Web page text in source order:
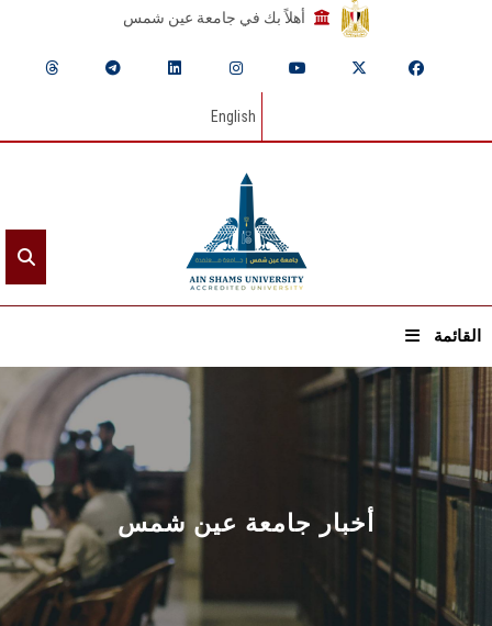
أهلاً بك في جامعة عين شمس
English
القائمة
الرئيسيـة
عن الجامعة
القطاعـات
الشئون الأكاديمية
أخبار جامعة عين شمس